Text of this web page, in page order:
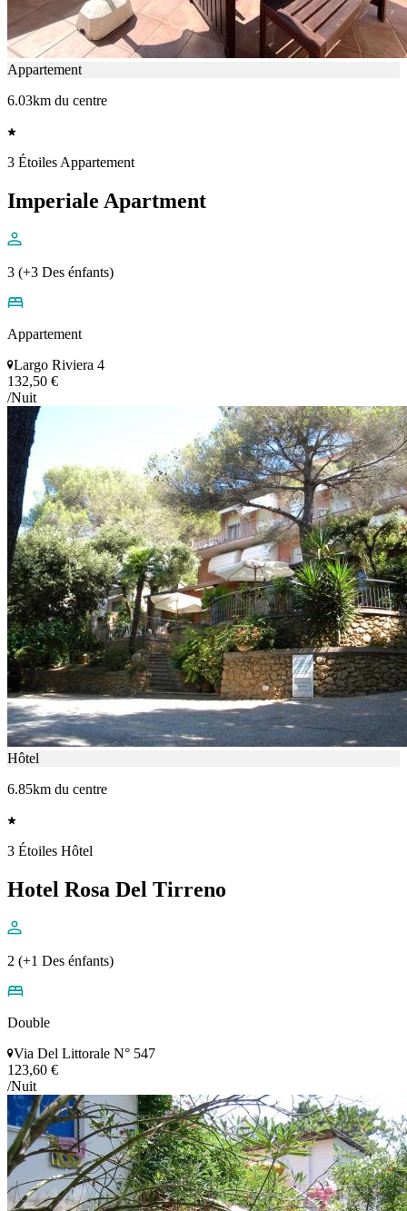
Appartement
6.03km du centre
3 Étoiles Appartement
Imperiale Apartment
3 (+3 Des énfants)
Appartement
Largo Riviera 4
132,50 €
/Nuit
Hôtel
6.85km du centre
3 Étoiles Hôtel
Hotel Rosa Del Tirreno
2 (+1 Des énfants)
Double
Via Del Littorale N° 547
123,60 €
/Nuit